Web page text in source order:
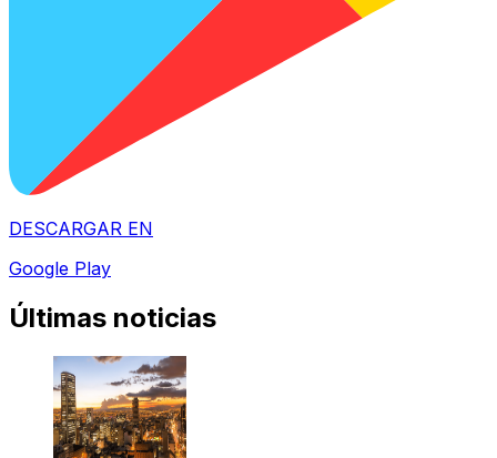
DESCARGAR EN
Google Play
Últimas noticias